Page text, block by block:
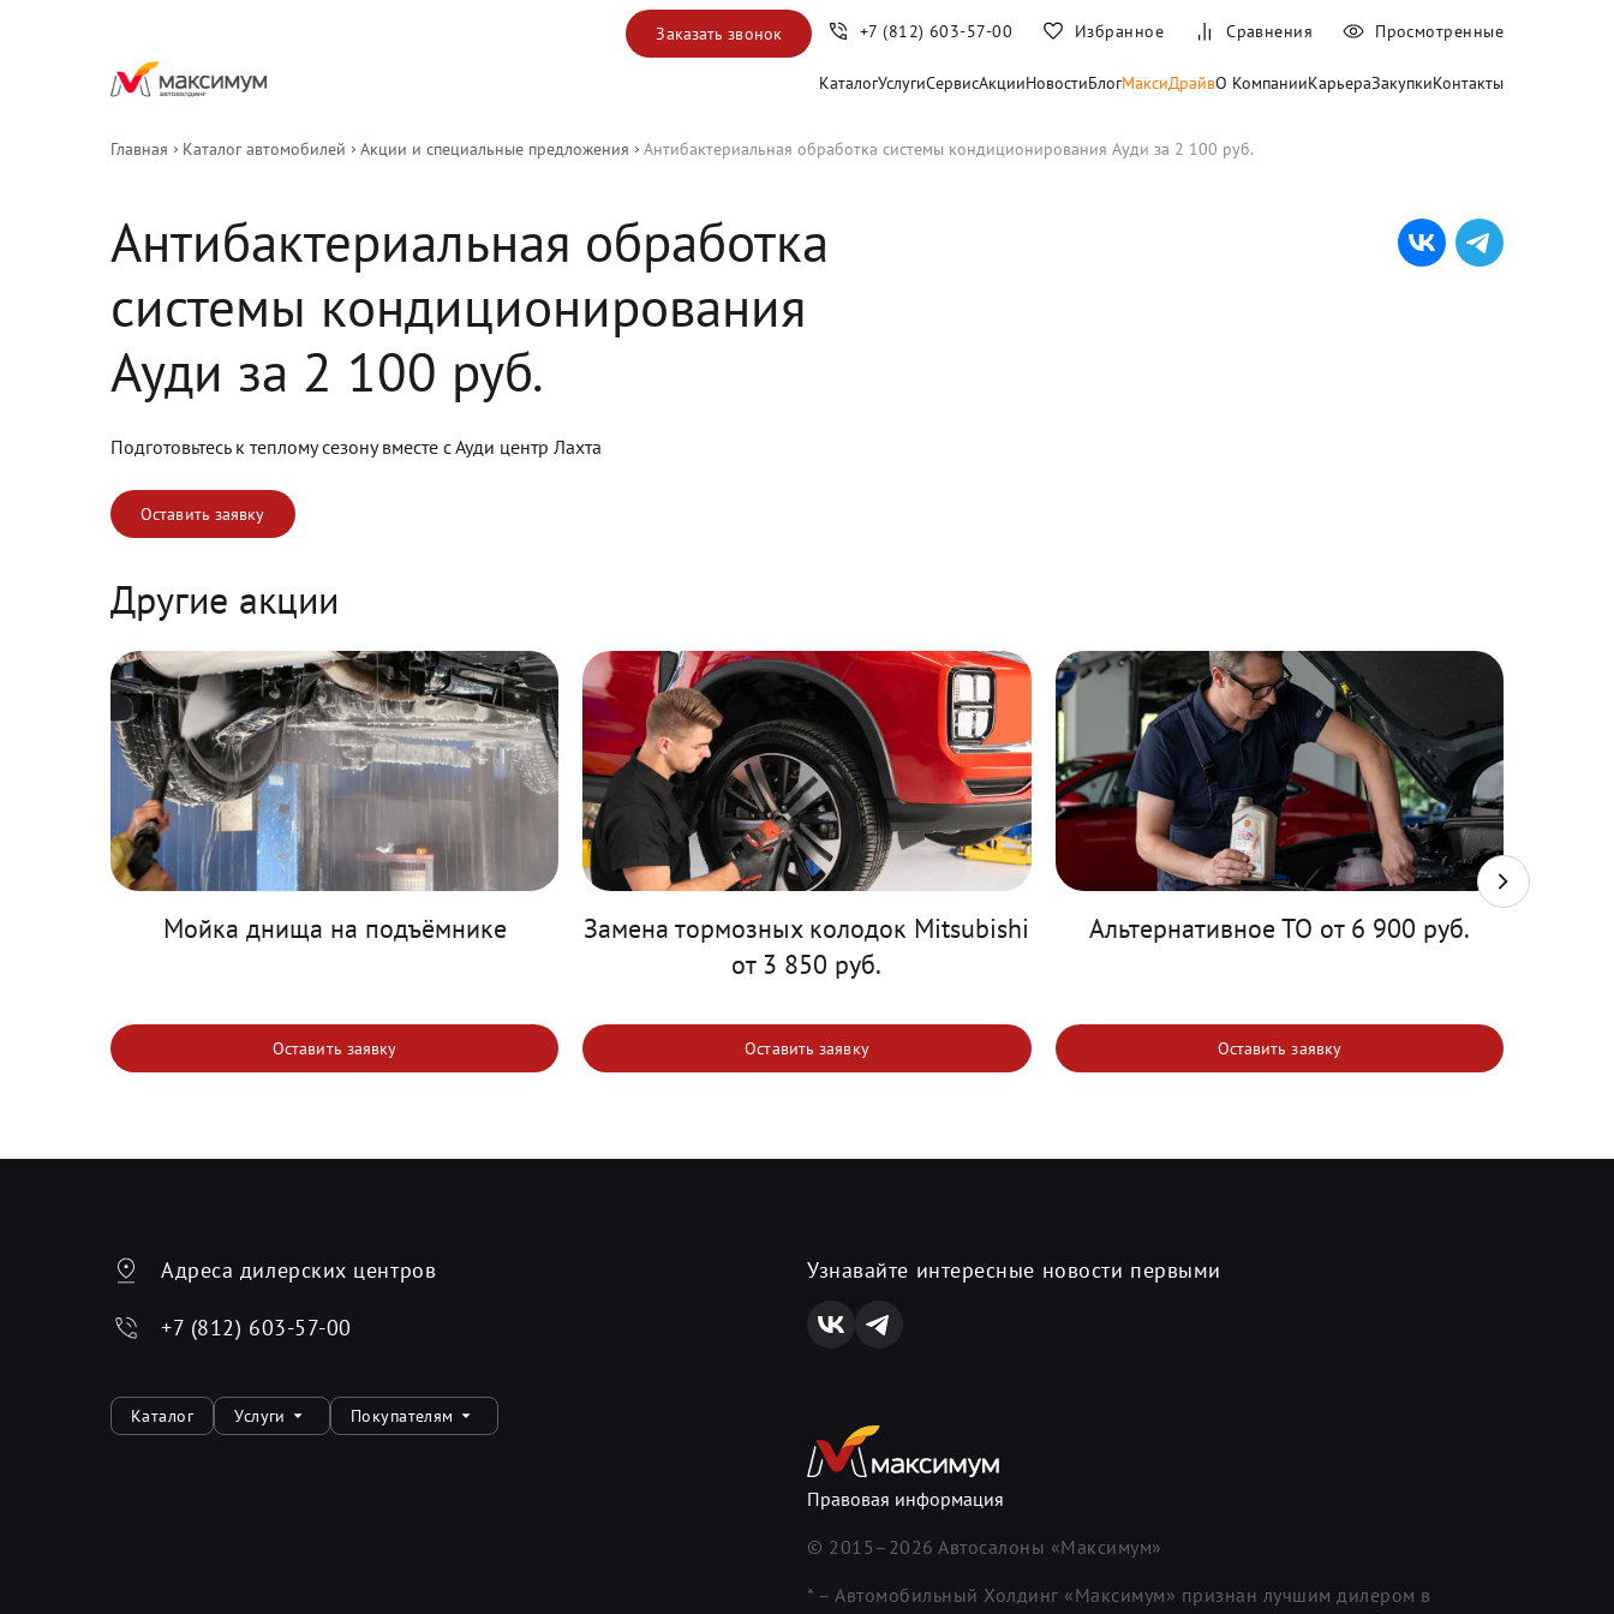
КаталогУслугиСервисАкцииНовостиБлогМаксиДрайвО КомпанииКарьераЗакупкиКонтакты
Заказать звонок +7 (812) 603-57-00 Избранное Сравнения Просмотренные
Главная Каталог автомобилей Акции и специальные предложения Антибактериальная обработка системы кондиционирования Ауди за 2 100 руб.
Антибактериальная обработка
системы кондиционирования
Ауди за 2 100 руб.
Подготовьтесь к теплому сезону вместе с Ауди центр Лахта
Оставить заявку
Другие акции
Мойка днища на подъёмнике
Оставить заявку
Замена тормозных колодок Mitsubishi
от 3 850 руб.
Оставить заявку
Альтернативное ТО от 6 900 руб.
Оставить заявку
Адреса дилерских центров
+7 (812) 603-57-00
Узнавайте интересные новости первыми
Каталог Услуги Покупателям
Правовая информация
© 2015– 2026 Автосалоны «Максимум»
* – Автомобильный Холдинг «Максимум» признан лучшим дилером в